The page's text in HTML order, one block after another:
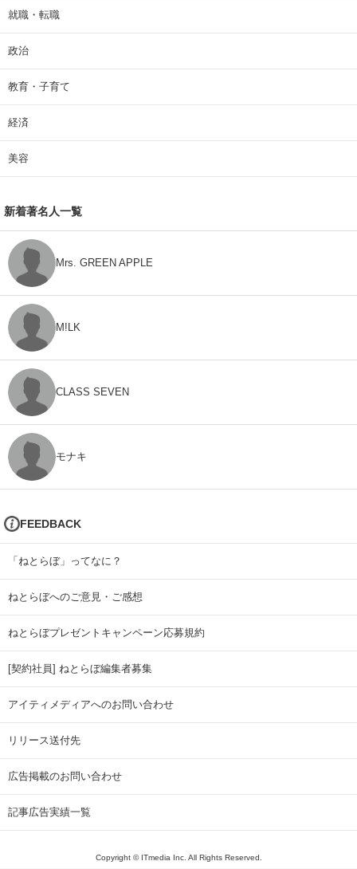
就職・転職
政治
教育・子育て
経済
美容
新着著名人一覧
Mrs. GREEN APPLE
M!LK
CLASS SEVEN
モナキ
FEEDBACK
「ねとらぼ」ってなに？
ねとらぼへのご意見・ご感想
ねとらぼプレゼントキャンペーン応募規約
[契約社員] ねとらぼ編集者募集
アイティメディアへのお問い合わせ
リリース送付先
広告掲載のお問い合わせ
記事広告実績一覧
Copyright © ITmedia Inc. All Rights Reserved.